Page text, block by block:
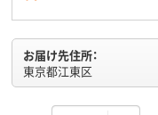
お届け先住所：
東京都江東区